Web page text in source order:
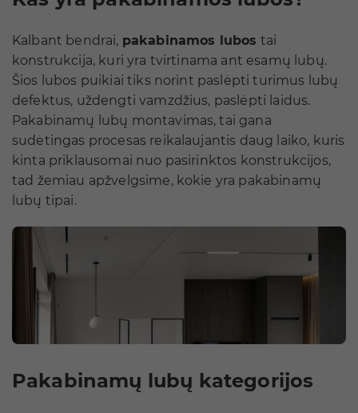
Kalbant bendrai, pakabinamos lubos tai
konstrukcija, kuri yra tvirtinama ant esamų lubų.
Šios lubos puikiai tiks norint paslėpti turimus lubų
defektus, uždengti vamzdžius, paslėpti laidus.
Pakabinamų lubų montavimas, tai gana
sudėtingas procesas reikalaujantis daug laiko, kuris
kinta priklausomai nuo pasirinktos konstrukcijos,
tad žemiau apžvelgsime, kokie yra pakabinamų
lubų tipai.
Pakabinamų lubų kategorijos